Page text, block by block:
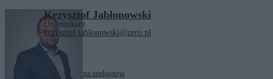
Krzysztof Jabłonowski
Dziennikarz
krzysztof.jablonowski@zero.pl
Tagi: Ryszard Wilk sztuczna inteligencja